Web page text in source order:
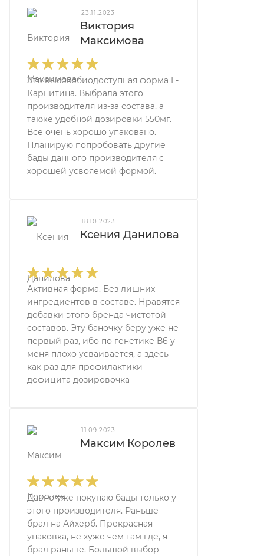
23.11.2023
Виктория
Максимова
Это высокобиодоступная форма L-
Карнитина. Выбрала этого
производителя из-за состава, а
также удобной дозировки 550мг.
Всё очень хорошо упаковано.
Планирую попробовать другие
бады данного производителя с
хорошей усвояемой формой.
18.10.2023
Ксения Данилова
Активная форма. Без лишних
ингредиентов в составе. Нравятся
добавки этого бренда чистотой
составов. Эту баночку беру уже не
первый раз, ибо по генетике В6 у
меня плохо усваивается, а здесь
как раз для профилактики
дефицита дозировочка
11.09.2023
Максим Королев
Давно уже покупаю бады только у
этого производителя. Раньше
брал на Айхерб. Прекрасная
упаковка, не хуже чем там где, я
брал раньше. Большой выбор